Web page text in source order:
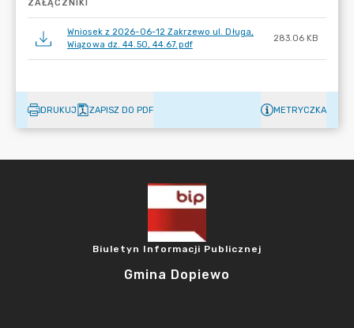
ZAŁĄCZNIKI
Wniosek z 2026-06-12 Zakrzewo ul. Długa,
Wiązowa dz. 44.50, 44.67.pdf
283.06 KB
DRUKUJ ZAPISZ DO PDF METRYCZKA
Biuletyn Informacji Publicznej
Gmina Dopiewo